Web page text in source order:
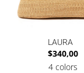
LAURA
$340,00
4 colors